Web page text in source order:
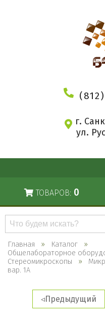
(812)
г.
ул.
ТОВАРОВ: 0
Поиск
каталогу
Главная
Каталог
Общелабораторное
Стереомикроскопы
вар. 1А
Предыдущий